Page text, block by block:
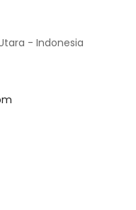
- Indonesia